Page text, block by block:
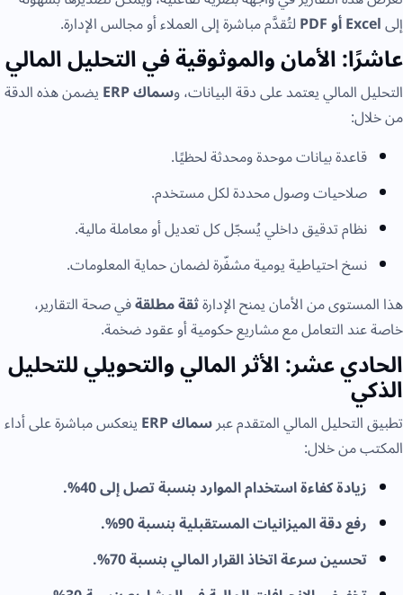
إلىExcel أو PDF لتُقدَّم مباشرة إلى العملاء أو مجالس الإدارة.
عاشرًا: الأمان والموثوقية في التحليل المالي
التحليل المالي يعتمد على دقة البيانات، وسماك ERP
يضمن هذه الدقة
من خلال:
قاعدة بيانات موحدة ومحدثة لحظيًا.
صلاحيات وصول محددة لكل مستخدم.
نظام تدقيق داخلي يُسجّل كل تعديل أو معاملة مالية.
نسخ احتياطية يومية مشفّرة لضمان حماية المعلومات.
هذا المستوى من الأمان يمنح الإدارةثقة مطلقةفي صحة التقارير،
خاصة عند التعامل مع مشاريع حكومية أو عقود ضخمة.
الحادي عشر: الأثر المالي والتحويلي للتحليل
الذكي
تطبيق التحليل المالي المتقدم عبرسماك ERP
ينعكس مباشرة على أداء
المكتب من خلال:
زيادة كفاءة استخدام الموارد بنسبة تصل إلى 40%.
رفع دقة الميزانيات المستقبلية بنسبة 90%.
تحسين سرعة اتخاذ القرار المالي بنسبة 70%.